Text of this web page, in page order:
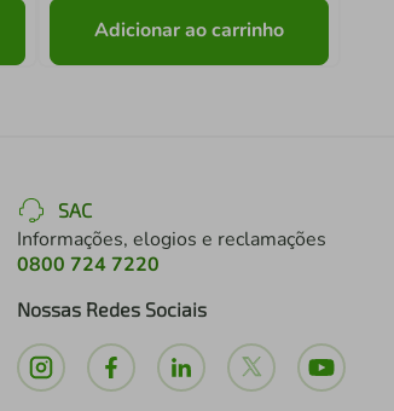
Adicionar ao carrinho
SAC
Informações, elogios e reclamações
0800 724 7220
Nossas Redes Sociais